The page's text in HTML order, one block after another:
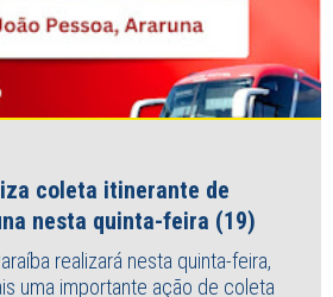
coleta itinerante de
nesta quinta-feira (19)
realizará nesta quinta-feira,
uma importante ação de coleta